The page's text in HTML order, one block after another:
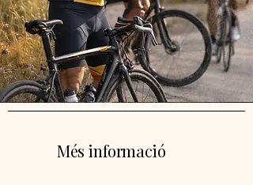
Més informació